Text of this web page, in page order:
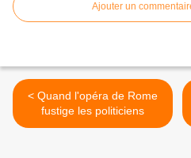
Ajouter un
< Quand l'opéra de Rome
fustige les politiciens